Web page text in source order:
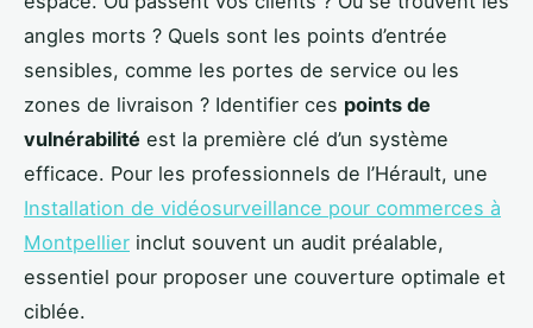
angles morts ? Quels sont les points d’entrée
sensibles, comme les portes de service ou les
zones de livraison ? Identifier ces points de
vulnérabilité est la première clé d’un système
efficace. Pour les professionnels de l’Hérault, une
Installation de vidéosurveillance pour commerces à
Montpellier inclut souvent un audit préalable,
essentiel pour proposer une couverture optimale et
ciblée.